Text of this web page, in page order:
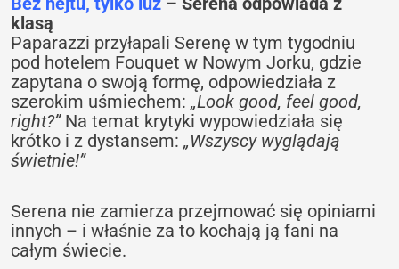
klasą
Paparazzi przyłapali Serenę w tym tygodniu
pod hotelem Fouquet w Nowym Jorku, gdzie
zapytana o swoją formę, odpowiedziała z
szerokim uśmiechem:„Look good, feel good,
right?”Na temat krytyki wypowiedziała się
krótko i z dystansem:„Wszyscy wyglądają
świetnie!”
Serena nie zamierza przejmować się opiniami
innych – i właśnie za to kochają ją fani na
całym świecie.